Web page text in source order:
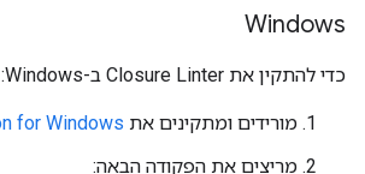
Windows
כדי להתקין את Closure Linter ב-Windows:
מורידים ומתקינים את for Windows
מריצים את הפקודה הבאה: